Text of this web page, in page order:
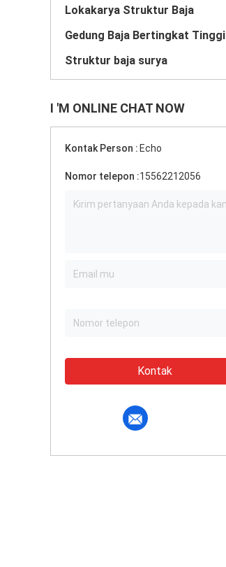
Lokakarya Struktur Baja
Gedung Baja Bertingkat Tinggi
Struktur baja surya
I 'M ONLINE CHAT NOW
Kontak Person : Echo
Nomor telepon :15562212056
Kontak